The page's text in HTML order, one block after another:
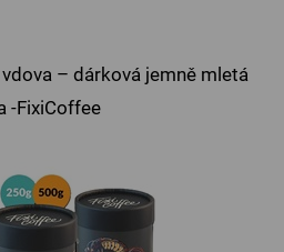
– dárková jemně mletá
-FixiCoffee